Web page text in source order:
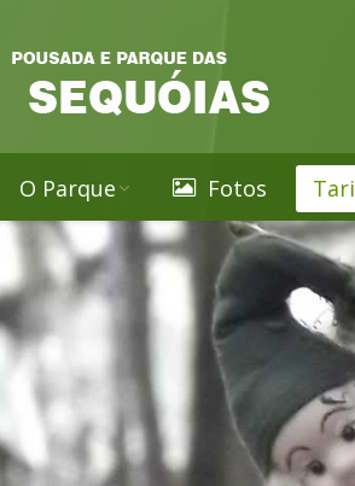
O Parque Fotos